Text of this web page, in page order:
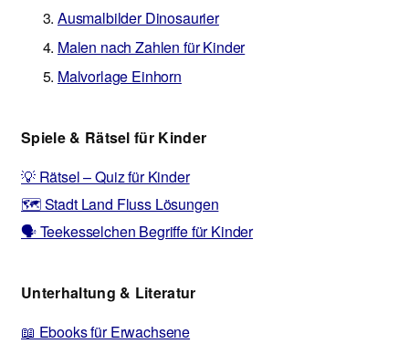
Ausmalbilder Dinosaurier
Malen nach Zahlen für Kinder
Malvorlage Einhorn
Spiele & Rätsel für Kinder
💡 Rätsel – Quiz für Kinder
🗺️ Stadt Land Fluss Lösungen
🗣️ Teekesselchen Begriffe für Kinder
Unterhaltung & Literatur
📖 Ebooks für Erwachsene